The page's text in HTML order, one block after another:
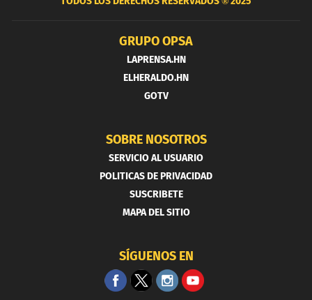
GRUPO OPSA
LAPRENSA.HN
ELHERALDO.HN
GOTV
SOBRE NOSOTROS
SERVICIO AL USUARIO
POLITICAS DE PRIVACIDAD
SUSCRIBETE
MAPA DEL SITIO
SÍGUENOS EN